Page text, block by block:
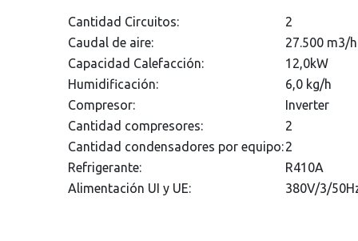
Cantidad Circuitos:
2
Caudal de aire:
27.500 m3/h
Capacidad Calefacción:
12,0kW
Humidificación:
6,0 kg/h
Compresor:
Inverter
Cantidad compresores:
2
Cantidad condensadores por equipo:2
Refrigerante:
R410A
Alimentación UI y UE:
380V/3/